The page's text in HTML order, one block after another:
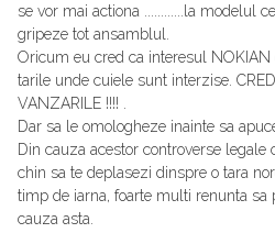
se vor mai actiona ............la modelul
gripeze tot ansamblul.
Oricum eu cred ca interesul
tarile unde cuiele sunt interzise.
VANZARILE !!!! .
Dar sa le omologheze inainte sa
Din cauza acestor controverse legale
chin sa te deplasezi dinspre o tara
timp de iarna, foarte multi renunta sa
cauza asta.